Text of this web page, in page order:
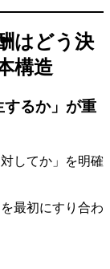
はどう決
構造
るか」が重
してか」を明確
最初にすり合わ